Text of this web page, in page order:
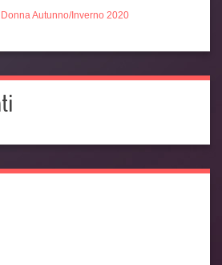
Autunno/Inverno 2020